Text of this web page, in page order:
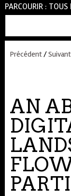
PARCOURIR : TOUS
Précédent/Suivant
AN